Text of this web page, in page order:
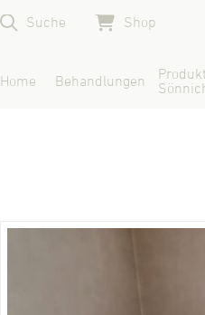
Suche Shop
Home Behandlungen